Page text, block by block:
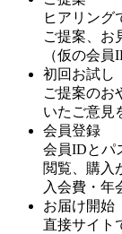
ヒアリング
ご提案、お
（仮の会
初回お試し
ご提案のお
いたご意見
会員登録
会員IDとパ
閲覧、購入
入会費・年
お届け開始
直接サイト